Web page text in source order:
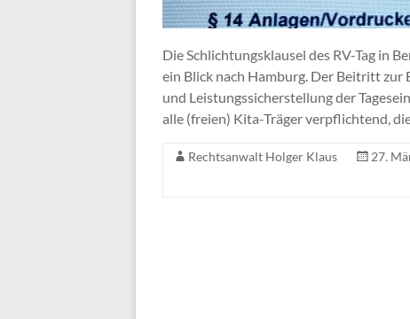
Die Schlichtungsklausel des RV-Tag in
ein Blick nach Hamburg. Der Beitritt
und Leistungssicherstellung der
alle (freien) Kita-Träger verpflichtend,
Rechtsanwalt Holger Klaus 27.